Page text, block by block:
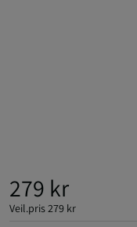
279 kr
Veil.pris279 kr